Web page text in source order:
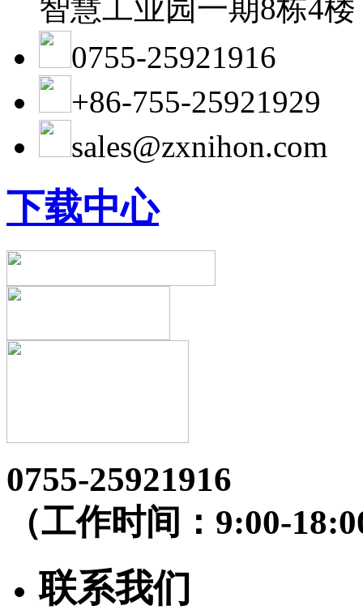
智慧工业园一期8栋4楼
0755-25921916
+86-755-25921929
sales@zxnihon.com
下载中心
0755-25921916
（工作时间：9:00-
联系我们